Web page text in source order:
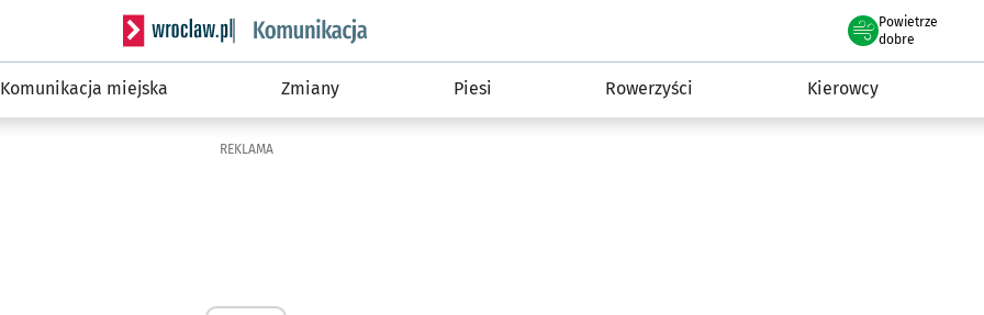
Serwis informacyjny wroclaw.pl podserwis: Komunikacja
Powietrze
we Wrocławiu
dobre
Komunikacja miejska Zmiany Piesi Rowerzyści Kierowcy
REKLAMA